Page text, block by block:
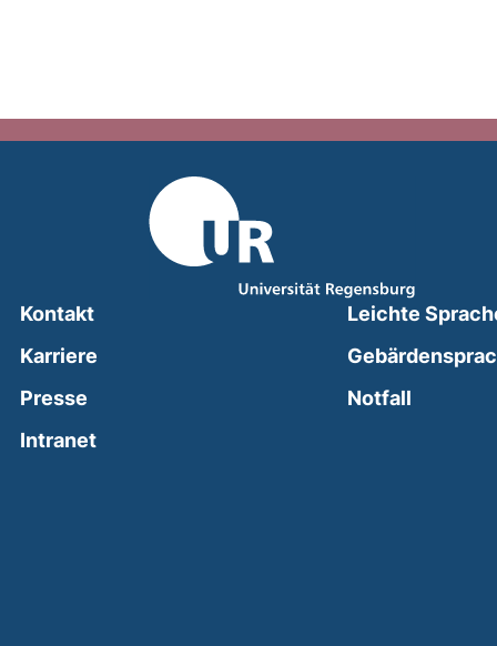
Kontakt
Karriere
Presse
Intranet(external link, opens in a new window)
Leichte
Notfall